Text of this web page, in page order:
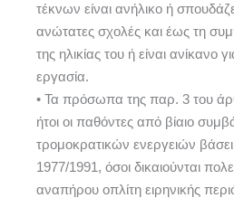
τέκνων είναι ανήλικο ή
ανώτατες σχολές και έως τη
της ηλικίας του ή είναι ανίκανο
εργασία.
• Τα πρόσωπα της παρ. 3 του
ήτοι οι παθόντες από βίαιο
τρομοκρατικών ενεργειών
1977/1991, όσοι δικαιούνται
αναπήρου οπλίτη ειρηνικής